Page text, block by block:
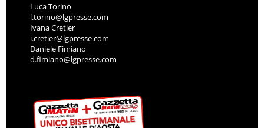
Luca Torino
l.torino@lgpresse.com
Ivana Cretier
i.cretier@lgpresse.com
Daniele Fimiano
d.fimiano@lgpresse.com